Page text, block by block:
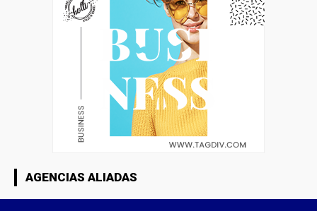
AGENCIAS ALIADAS